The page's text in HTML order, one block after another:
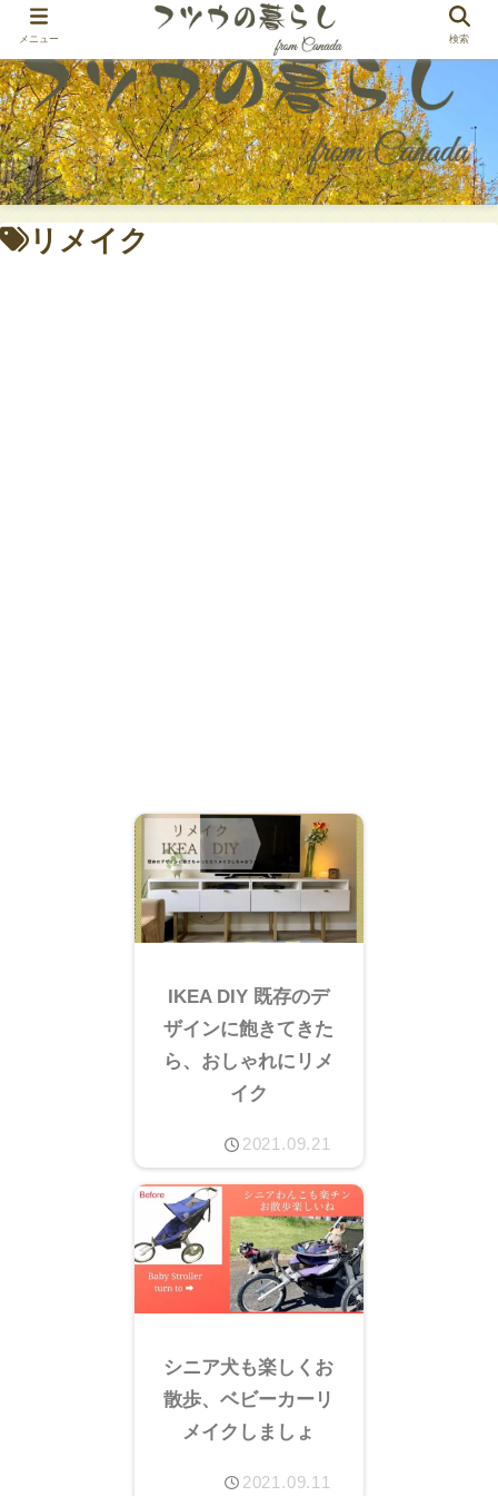
Always something new!
リメイク
IKEA DIY 既存のデ
ザインに飽きてきた
ら、おしゃれにリメ
イク
2021.09.21
シニア犬も楽しくお
散歩、ベビーカーリ
メイクしましょ
2021.09.11
メニュー 検索